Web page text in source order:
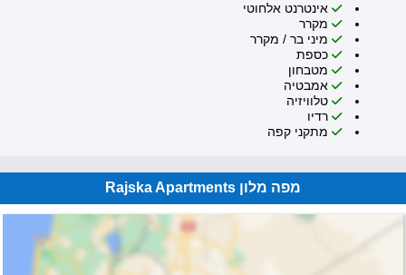
אינטרנט אלחוטי
מקרר
מיני בר / מקרר
כספת
מטבחון
אמבטיה
טלוויזיה
רדיו
מתקני קפה
מפה מלון Rajska Apartments